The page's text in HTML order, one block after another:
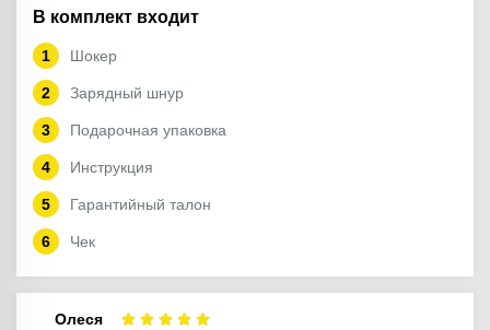
В комплект входит
Шокер
Зарядный шнур
Подарочная упаковка
Инструкция
Гарантийный талон
Чек
Олеся